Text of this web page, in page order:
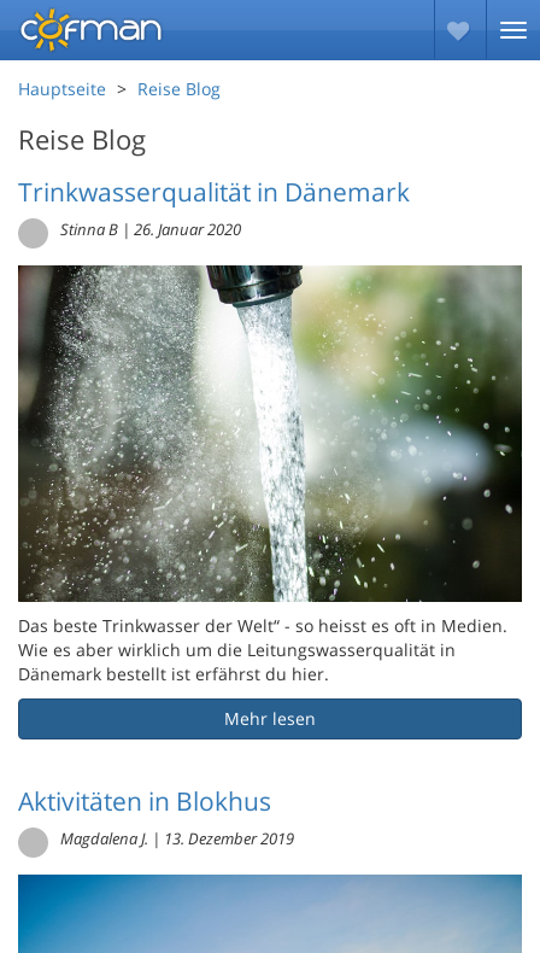
Hauptseite Reise Blog
Reise Blog
Trinkwasserqualität in Dänemark
Stinna B | 26. Januar 2020
Das beste Trinkwasser der Welt“ - so heisst es oft in Medien.
Wie es aber wirklich um die Leitungswasserqualität in
Dänemark bestellt ist erfährst du hier.
Mehr lesen
Aktivitäten in Blokhus
Magdalena J. | 13. Dezember 2019